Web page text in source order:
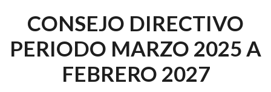
CONSEJO DIRECTIVO
PERIODO MARZO 2025 A
FEBRERO 2027